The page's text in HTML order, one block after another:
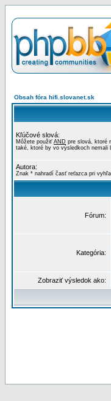
Obsah fóra hifi.slovanet.sk
Kľúčové slová:
Môžete použiť AND pre slová, ktoré
také, ktoré by vo výsledkoch
Autora:
Znak * nahradí časť reťazca pri
Fórum:
Kategória:
Zobraziť výsledok ako: